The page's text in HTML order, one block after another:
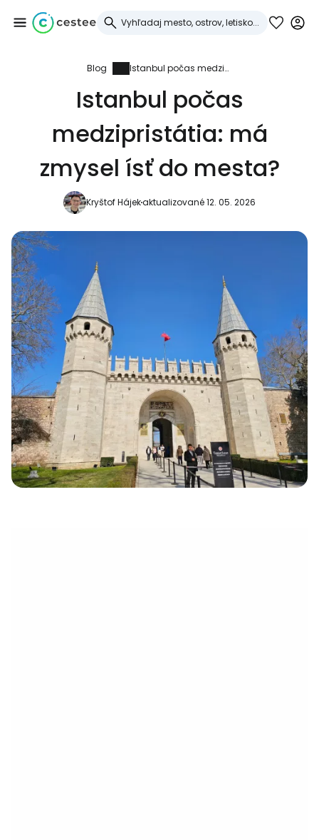
Blog Istanbul počas medzipristátia: má zmysel ísť do mesta?
Istanbul počas
medzipristátia: má
zmysel ísť do mesta?
Kryštof Hájekaktualizované 12. 05. 2026
Prihláste sa do
služby Cestee
... celosvetovej komunity cestovateľov
Pokračovať so službou Google
Pokračovať s e-mailom